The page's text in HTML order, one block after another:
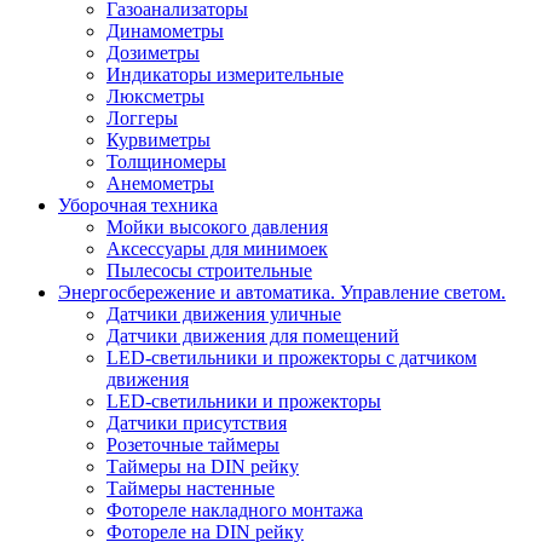
Газоанализаторы
Динамометры
Дозиметры
Индикаторы измерительные
Люксметры
Логгеры
Курвиметры
Толщиномеры
Анемометры
Уборочная техника
Мойки высокого давления
Аксессуары для минимоек
Пылесосы строительные
Энергосбережение и автоматика. Управление светом.
Датчики движения уличные
Датчики движения для помещений
LED-светильники и прожекторы с датчиком
движения
LED-светильники и прожекторы
Датчики присутствия
Розеточные таймеры
Таймеры на DIN рейку
Таймеры настенные
Фотореле накладного монтажа
Фотореле на DIN рейку